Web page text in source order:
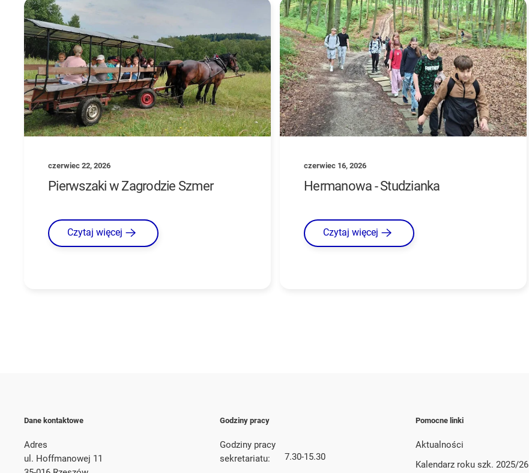
czerwiec 22, 2026
Pierwszaki w Zagrodzie Szmer
Czytaj więcej
czerwiec 16, 2026
Hermanowa - Studzianka
Czytaj więcej
Dane kontaktowe
Adres
ul. Hoffmanowej 11
Godziny pracy
Godziny pracy
sekretariatu:
7.30-15.30
Pomocne linki
Aktualności
Kalendarz roku szk. 2025/26